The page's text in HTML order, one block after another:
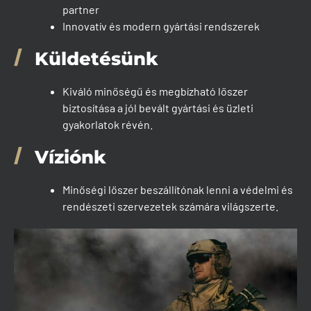
partner
Innovatív és modern gyártási rendszerek
Küldetésünk
Kiváló minőségű és megbízható lőszer
biztosítása a jól bevált gyártási és üzleti
gyakorlatok révén.
Víziónk
Minőségi lőszer beszállítónak lenni a védelmi és
rendészeti szervezetek számára világszerte.